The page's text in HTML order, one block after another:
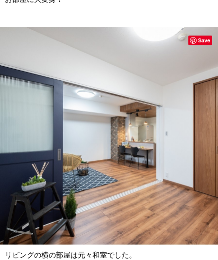
リビングの横の部屋は元々和室でした。
Save